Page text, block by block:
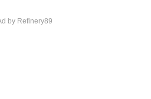
by Refinery89